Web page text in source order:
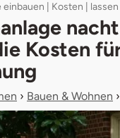
einbauen | Kosten |
Kosten
› Bauen & Wohnen ›